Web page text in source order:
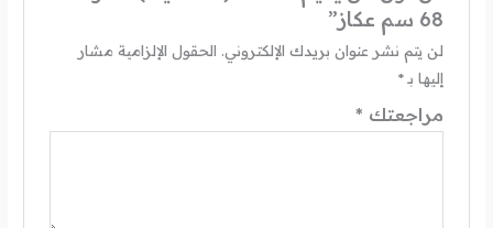
68 سم عكاز”
لن يتم نشر عنوان بريدك الإلكتروني. الحقول الإلزامية مشار
إليها بـ*
مراجعتك *